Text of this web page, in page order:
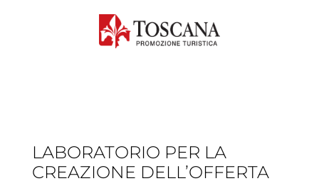
LABORATORIO PER LA
CREAZIONE DELL’OFFERTA